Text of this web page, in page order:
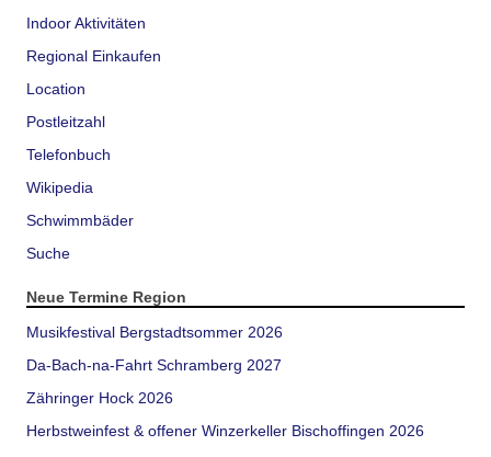
Indoor Aktivitäten
Regional Einkaufen
Location
Postleitzahl
Telefonbuch
Wikipedia
Schwimmbäder
Suche
Neue Termine Region
Musikfestival Bergstadtsommer 2026
Da-Bach-na-Fahrt Schramberg 2027
Zähringer Hock 2026
Herbstweinfest & offener Winzerkeller Bischoffingen 2026